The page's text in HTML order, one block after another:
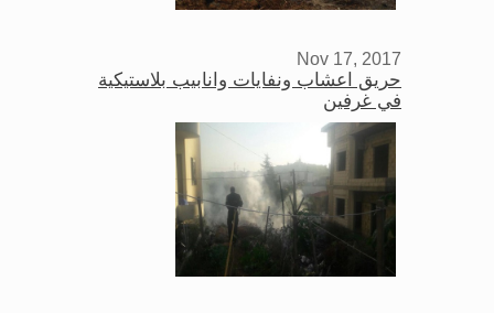
Nov 17, 2017
حريق اعشاب ونفايات وانابيب بلاستيكية
في غرفين